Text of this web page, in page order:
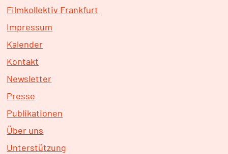
Filmkollektiv Frankfurt
Impressum
Kalender
Kontakt
Newsletter
Presse
Publikationen
Über uns
Unterstützung